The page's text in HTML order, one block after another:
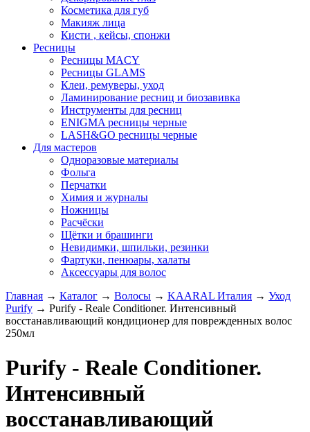
Косметика для губ
Макияж лица
Кисти , кейсы, спонжи
Ресницы
Ресницы MACY
Ресницы GLAMS
Клеи, ремуверы, уход
Ламинирование ресниц и биозавивка
Инструменты для ресниц
ENIGMA ресницы черные
LASH&GO ресницы черные
Для мастеров
Одноразовые материалы
Фольга
Перчатки
Химия и журналы
Ножницы
Расчёски
Щётки и брашинги
Невидимки, шпильки, резинки
Фартуки, пенюары, халаты
Аксессуары для волос
Главная → Каталог → Волосы → KAARAL Италия → Уход
Purify → Purify - Reale Conditioner. Интенсивный
восстанавливающий кондиционер для поврежденных волос
250мл
Purify - Reale Conditioner.
Интенсивный
восстанавливающий